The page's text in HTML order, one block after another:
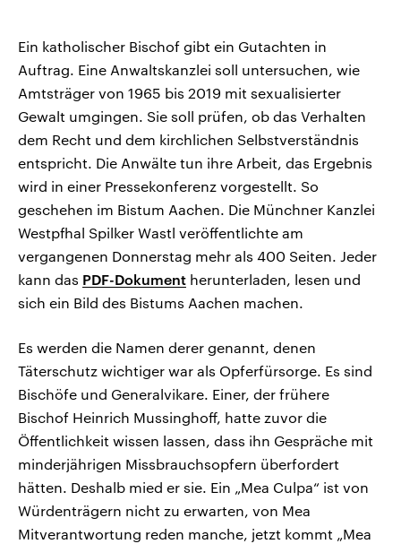
Ein katholischer Bischof gibt ein Gutachten in
Auftrag. Eine Anwaltskanzlei soll untersuchen, wie
Amtsträger von 1965 bis 2019 mit sexualisierter
Gewalt umgingen. Sie soll prüfen, ob das Verhalten
dem Recht und dem kirchlichen Selbstverständnis
entspricht. Die Anwälte tun ihre Arbeit, das Ergebnis
wird in einer Pressekonferenz vorgestellt. So
geschehen im Bistum Aachen. Die Münchner Kanzlei
Westpfhal Spilker Wastl veröffentlichte am
vergangenen Donnerstag mehr als 400 Seiten. Jeder
kann das PDF-Dokument herunterladen, lesen und
sich ein Bild des Bistums Aachen machen.
Es werden die Namen derer genannt, denen
Täterschutz wichtiger war als Opferfürsorge. Es sind
Bischöfe und Generalvikare. Einer, der frühere
Bischof Heinrich Mussinghoff, hatte zuvor die
Öffentlichkeit wissen lassen, dass ihn Gespräche mit
minderjährigen Missbrauchsopfern überfordert
hätten. Deshalb mied er sie. Ein „Mea Culpa“ ist von
Würdenträgern nicht zu erwarten, von Mea
Mitverantwortung reden manche, jetzt kommt „Mea